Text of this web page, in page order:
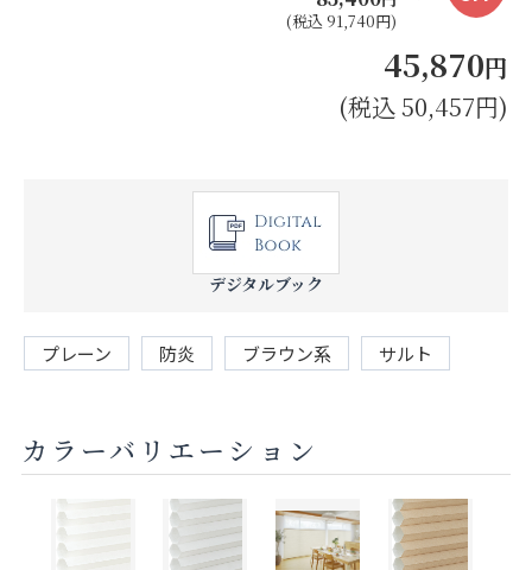
(税込 91,740円)
45,870円
(税込 50,457円)
デジタルブック
プレーン 防炎 ブラウン系 サルト
カラーバリエーション